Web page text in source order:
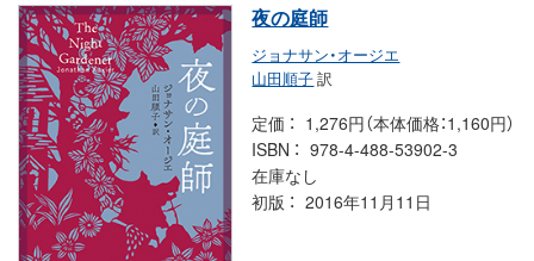
夜の庭師
ジョナサン・オージエ
山田順子訳
定価
1,276円（本体価格：1,160円）
ISBN
978-4-488-53902-3
在庫なし
初版
2016年11月11日